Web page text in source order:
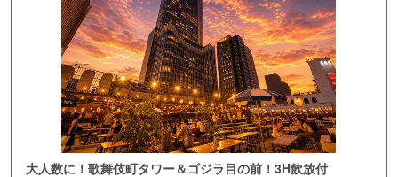
大人数に！歌舞伎町タワー＆ゴジラ目の前！3H飲放付